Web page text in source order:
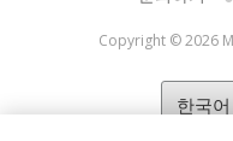
Copyright © 2026